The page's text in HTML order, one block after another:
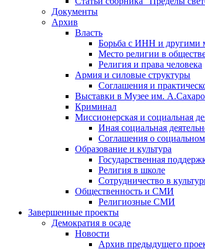
Документы
Архив
Власть
Борьба с ИНН и другими
Место религии в
Религия и права человека
Армия и силовые структуры
Соглашения и
Выставки в Музее им.
Криминал
Миссионерская и социальная
Иная социальная
Соглашения о социальном
Образование и культура
Государственная
Религия в школе
Сотрудничество в
Общественность и СМИ
Религиозные СМИ
Завершенные проекты
Демократия в осаде
Новости
Архив предыдущего